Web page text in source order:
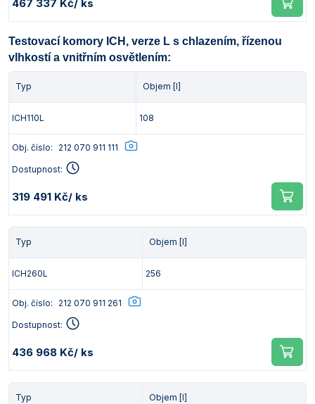
467 337 Kč/ ks
Testovací komory ICH, verze L s chlazením, řízenou
vlhkostí a vnitřním osvětlením:
Typ Objem [l]
ICH110L 108
Obj. číslo: 212 070 911 111
Dostupnost:
319 491 Kč/ ks
Typ Objem [l]
ICH260L 256
Obj. číslo: 212 070 911 261
Dostupnost:
436 968 Kč/ ks
Typ Objem [l]